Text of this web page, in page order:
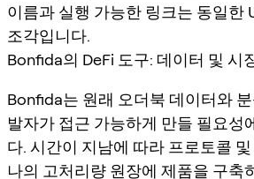
이름과 실행 가능한 링크는 동일한
조각입니다.
Bonfida의 DeFi 도구: 데이터 및 시
Bonfida는 원래 오더북 데이터와
발자가 접근 가능하게 만들 필요성
다. 시간이 지남에 따라 프로토콜
나의 고처리량 원장에 제품을 구축